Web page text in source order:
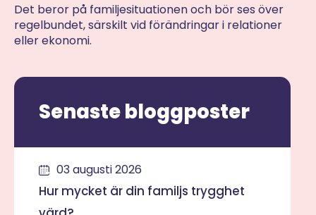
Det beror på familjesituationen och bör ses över
regelbundet, särskilt vid förändringar i relationer
eller ekonomi.
Senaste bloggposter
03 augusti 2026
Hur mycket är din familjs trygghet